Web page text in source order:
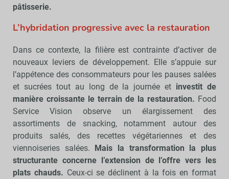
pâtisserie.
L’hybridation progressive avec la restauration
Dans ce contexte, la filière est contrainte d’activer de
nouveaux leviers de développement. Elle s’appuie sur
l’appétence des consommateurs pour les pauses salées
et sucrées tout au long de la journée et investit de
manière croissante le terrain de la restauration. Food
Service Vision observe un élargissement des
assortiments de snacking, notamment autour des
produits salés, des recettes végétariennes et des
viennoiseries salées. Mais la transformation la plus
structurante concerne l’extension de l’offre vers les
plats chauds. Ceux-ci se déclinent à la fois en format